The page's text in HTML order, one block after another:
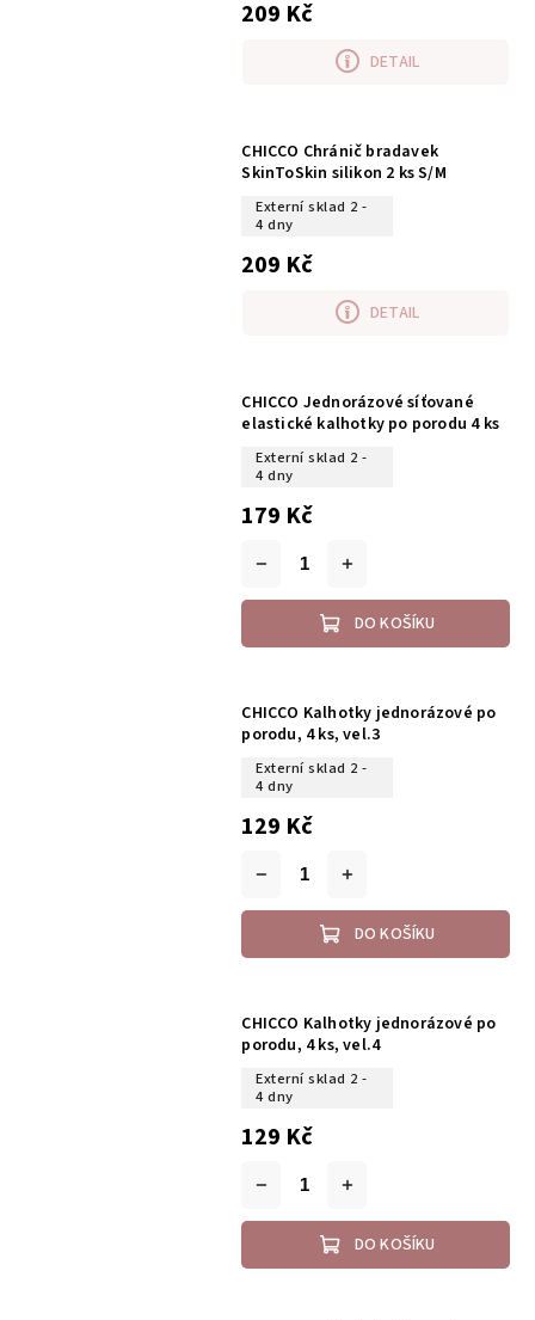
209 Kč
DETAIL
CHICCO Chránič bradavek
SkinToSkin silikon 2 ks S/M
Externí sklad 2 -
4 dny
209 Kč
DETAIL
CHICCO Jednorázové síťované
elastické kalhotky po porodu 4 ks
Externí sklad 2 -
4 dny
179 Kč
DO KOŠÍKU
CHICCO Kalhotky jednorázové po
porodu, 4 ks, vel.3
Externí sklad 2 -
4 dny
129 Kč
DO KOŠÍKU
CHICCO Kalhotky jednorázové po
porodu, 4 ks, vel.4
Externí sklad 2 -
4 dny
129 Kč
DO KOŠÍKU